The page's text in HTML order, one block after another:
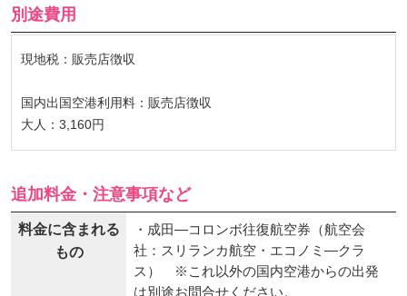
別途費用
現地税：販売店徴収
国内出国空港利用料：販売店徴収
大人：3,160円
追加料金・注意事項など
料金に含まれる
もの
・成田―コロンボ往復航空券（航空会
社：スリランカ航空・エコノミ―クラ
ス） ※これ以外の国内空港からの出発
は別途お問合せください。